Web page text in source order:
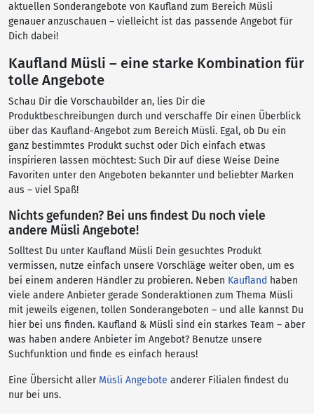
aktuellen Sonderangebote von Kaufland zum Bereich Müsli
genauer anzuschauen – vielleicht ist das passende Angebot für
Dich dabei!
Kaufland Müsli – eine starke Kombination für
tolle Angebote
Schau Dir die Vorschaubilder an, lies Dir die
Produktbeschreibungen durch und verschaffe Dir einen Überblick
über das Kaufland-Angebot zum Bereich Müsli. Egal, ob Du ein
ganz bestimmtes Produkt suchst oder Dich einfach etwas
inspirieren lassen möchtest: Such Dir auf diese Weise Deine
Favoriten unter den Angeboten bekannter und beliebter Marken
aus – viel Spaß!
Nichts gefunden? Bei uns findest Du noch viele
andere Müsli Angebote!
Solltest Du unter Kaufland Müsli Dein gesuchtes Produkt
vermissen, nutze einfach unsere Vorschläge weiter oben, um es
bei einem anderen Händler zu probieren. Neben Kaufland haben
viele andere Anbieter gerade Sonderaktionen zum Thema Müsli
mit jeweils eigenen, tollen Sonderangeboten – und alle kannst Du
hier bei uns finden. Kaufland & Müsli sind ein starkes Team – aber
was haben andere Anbieter im Angebot? Benutze unsere
Suchfunktion und finde es einfach heraus!
Eine Übersicht aller Müsli Angebote anderer Filialen findest du
nur bei uns.